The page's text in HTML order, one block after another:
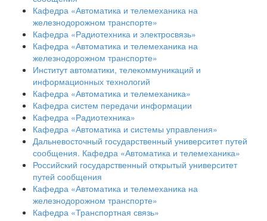
Кафедра «Автоматика и телемеханика на
железнодорожном транспорте»
Кафедра «Радиотехника и электросвязь»
Кафедра «Автоматика и телемеханика на
железнодорожном транспорте»
Институт автоматики, телекоммуникаций и
информационных технологий
Кафедра «Автоматика и телемеханика»
Кафедра систем передачи информации
Кафедра «Радиотехника»
Кафедра «Автоматика и системы управления»
Дальневосточный государственный университет путей
сообщения. Кафедра «Автоматика и телемеханика»
Российский государственный открытый университет
путей сообщения
Кафедра «Автоматика и телемеханика на
железнодорожном транспорте»
Кафедра «Транспортная связь»